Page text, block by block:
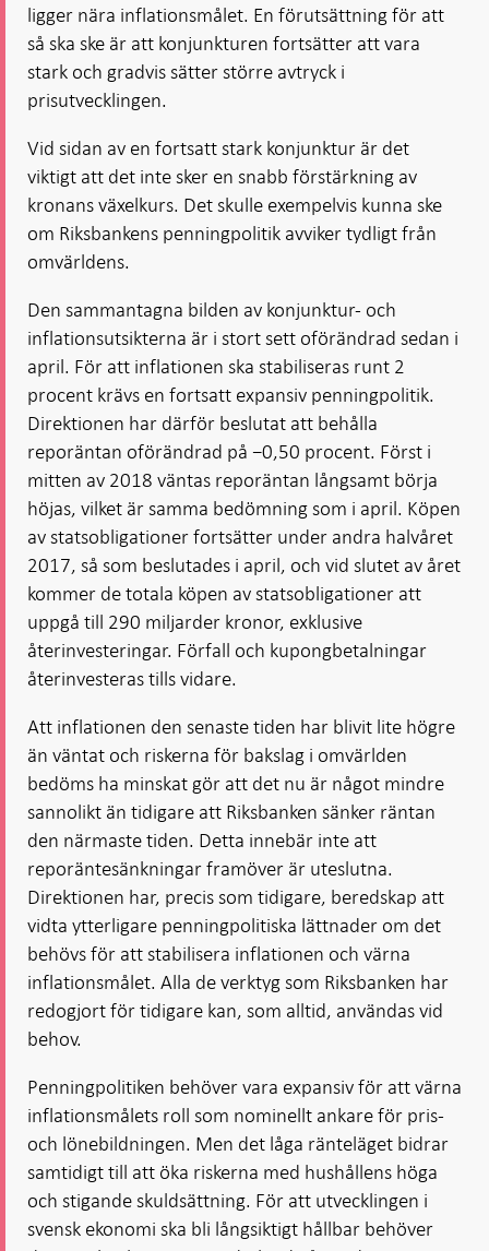
ligger nära inflationsmålet. En förutsättning för att
så ska ske är att konjunkturen fortsätter att vara
stark och gradvis sätter större avtryck i
prisutvecklingen.
Vid sidan av en fortsatt stark konjunktur är det
viktigt att det inte sker en snabb förstärkning av
kronans växelkurs. Det skulle exempelvis kunna ske
om Riksbankens penningpolitik avviker tydligt från
omvärldens.
Den sammantagna bilden av konjunktur- och
inflationsutsikterna är i stort sett oförändrad sedan i
april. För att inflationen ska stabiliseras runt 2
procent krävs en fortsatt expansiv penningpolitik.
Direktionen har därför beslutat att behålla
reporäntan oförändrad på −0,50 procent. Först i
mitten av 2018 väntas reporäntan långsamt börja
höjas, vilket är samma bedömning som i april. Köpen
av statsobligationer fortsätter under andra halvåret
2017, så som beslutades i april, och vid slutet av året
kommer de totala köpen av statsobligationer att
uppgå till 290 miljarder kronor, exklusive
återinvesteringar. Förfall och kupongbetalningar
återinvesteras tills vidare.
Att inflationen den senaste tiden har blivit lite högre
än väntat och riskerna för bakslag i omvärlden
bedöms ha minskat gör att det nu är något mindre
sannolikt än tidigare att Riksbanken sänker räntan
den närmaste tiden. Detta innebär inte att
reporäntesänkningar framöver är uteslutna.
Direktionen har, precis som tidigare, beredskap att
vidta ytterligare penningpolitiska lättnader om det
behövs för att stabilisera inflationen och värna
inflationsmålet. Alla de verktyg som Riksbanken har
redogjort för tidigare kan, som alltid, användas vid
behov.
Penningpolitiken behöver vara expansiv för att värna
inflationsmålets roll som nominellt ankare för pris-
och lönebildningen. Men det låga ränteläget bidrar
samtidigt till att öka riskerna med hushållens höga
och stigande skuldsättning. För att utvecklingen i
svensk ekonomi ska bli långsiktigt hållbar behöver